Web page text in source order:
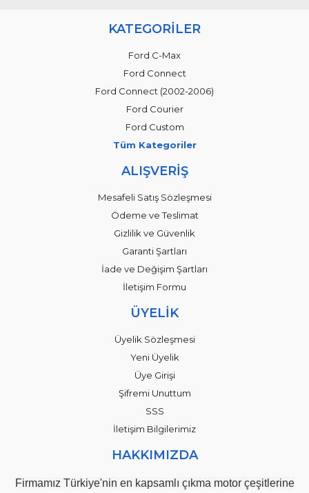
KATEGORİLER
Ford C-Max
Ford Connect
Ford Connect (2002-2006)
Ford Courier
Ford Custom
Tüm Kategoriler
ALIŞVERİŞ
Mesafeli Satış Sözleşmesi
Ödeme ve Teslimat
Gizlilik ve Güvenlik
Garanti Şartları
İade ve Değişim Şartları
İletişim Formu
ÜYELİK
Üyelik Sözleşmesi
Yeni Üyelik
Üye Girişi
Şifremi Unuttum
SSS
İletişim Bilgilerimiz
HAKKIMIZDA
Firmamız Türkiye'nin en kapsamlı çıkma motor çeşitlerine